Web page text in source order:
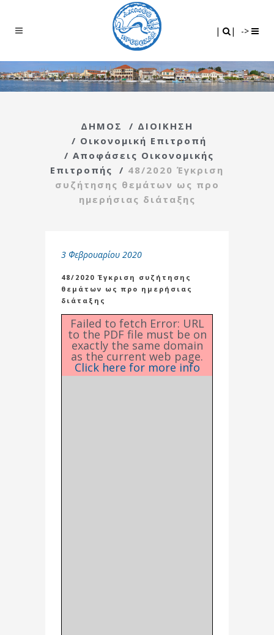
| | ->
ΔΗΜΟΣ / ΔΙΟΙΚΗΣΗ
/ Οικονομική Επιτροπή
/ Αποφάσεις Οικονομικής
Επιτροπής
/ 48/2020 Έγκριση
συζήτησης θεμάτων ως προ
ημερήσιας διάταξης
3 Φεβρουαρίου 2020
48/2020 Έγκριση συζήτησης
θεμάτων ως προ ημερήσιας
διάταξης
Failed to fetch Error: URL
to the PDF file must be on
exactly the same domain
as the current web page.
Click here for more info